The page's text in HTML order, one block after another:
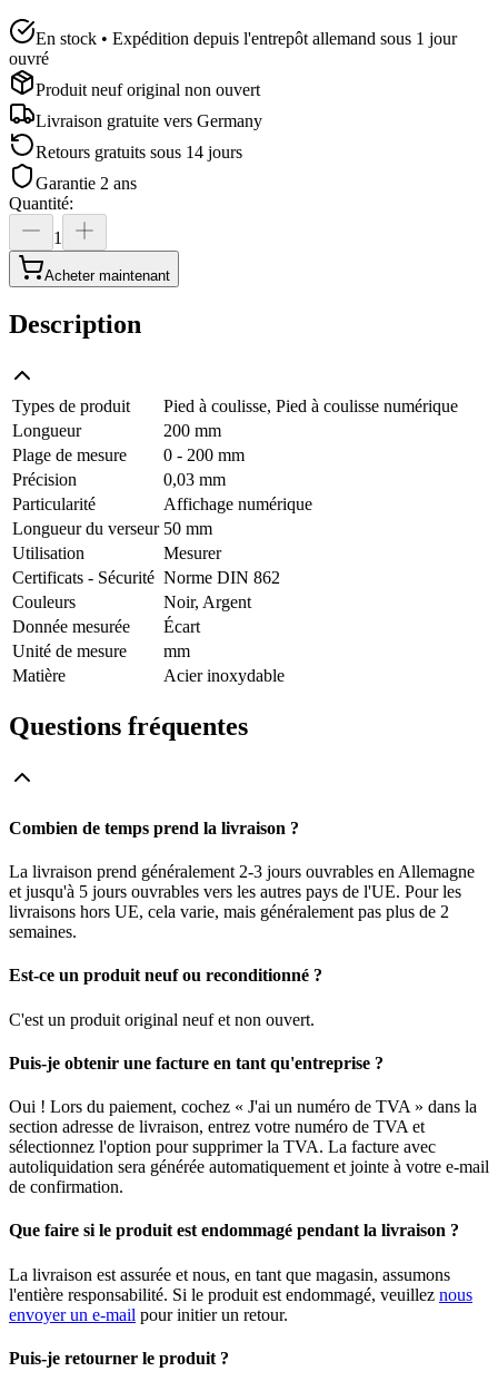
En stock • Expédition depuis l'entrepôt allemand sous 1 jour
ouvré
Produit neuf original non ouvert
Livraison gratuite vers Germany
Retours gratuits sous 14 jours
Garantie 2 ans
Quantité:
1
Acheter maintenant
Description
Types de produit
Pied à coulisse, Pied à coulisse numérique
Longueur
200 mm
Plage de mesure
0 - 200 mm
Précision
0,03 mm
Particularité
Affichage numérique
Longueur du verseur 50 mm
Utilisation
Mesurer
Certificats - Sécurité Norme DIN 862
Couleurs
Noir, Argent
Donnée mesurée
Écart
Unité de mesure
mm
Matière
Acier inoxydable
Questions fréquentes
Combien de temps prend la livraison ?
La livraison prend généralement 2-3 jours ouvrables en Allemagne
et jusqu'à 5 jours ouvrables vers les autres pays de l'UE. Pour les
livraisons hors UE, cela varie, mais généralement pas plus de 2
semaines.
Est-ce un produit neuf ou reconditionné ?
C'est un produit original neuf et non ouvert.
Puis-je obtenir une facture en tant qu'entreprise ?
Oui ! Lors du paiement, cochez « J'ai un numéro de TVA » dans la
section adresse de livraison, entrez votre numéro de TVA et
sélectionnez l'option pour supprimer la TVA. La facture avec
autoliquidation sera générée automatiquement et jointe à votre e-mail
de confirmation.
Que faire si le produit est endommagé pendant la livraison ?
La livraison est assurée et nous, en tant que magasin, assumons
l'entière responsabilité. Si le produit est endommagé, veuillez nous
envoyer un e-mail pour initier un retour.
Puis-je retourner le produit ?